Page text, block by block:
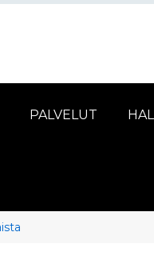
PALVELUT